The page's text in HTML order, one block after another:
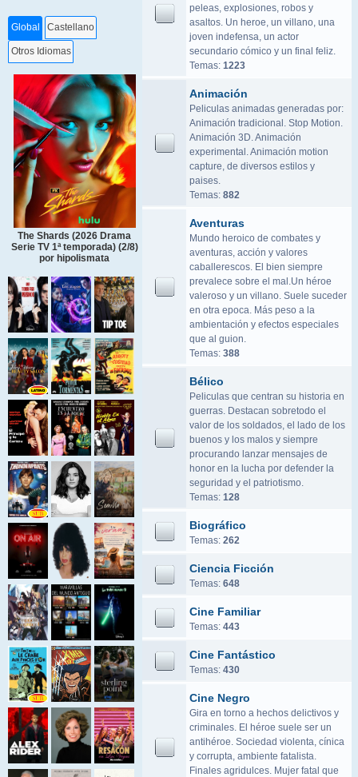
Global Castellano
Otros Idiomas
The Shards (2026 Drama
Serie TV 1ª temporada) (2/8)
por hipolismata
peleas, explosiones, robos y
asaltos. Un heroe, un villano, una
joven indefensa, un actor
secundario cómico y un final feliz.
Temas: 1223
Animación
Peliculas animadas generadas por:
Animación tradicional. Stop Motion.
Animación 3D. Animación
experimental. Animación motion
capture, de diversos estilos y
paises.
Temas: 882
Aventuras
Mundo heroico de combates y
aventuras, acción y valores
caballerescos. El bien siempre
prevalece sobre el mal.Un héroe
valeroso y un villano. Suele suceder
en otra epoca. Más peso a la
ambientación y efectos especiales
que al guion.
Temas: 388
Bélico
Peliculas que centran su historia en
guerras. Destacan sobretodo el
valor de los soldados, el lado de los
buenos y los malos y siempre
procurando lanzar mensajes de
honor en la lucha por defender la
seguridad y el patriotismo.
Temas: 128
Biográfico
Temas: 262
Ciencia Ficción
Temas: 648
Cine Familiar
Temas: 443
Cine Fantástico
Temas: 430
Cine Negro
Gira en torno a hechos delictivos y
criminales. El héroe suele ser un
antihéroe. Sociedad violenta, cínica
y corrupta, ambiente fatalista.
Finales agridulces. Mujer fatal que